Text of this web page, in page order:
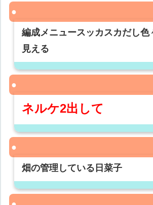
編成メニュースッカスカだし色
見える
ネルケ2出して
畑の管理している日菜子